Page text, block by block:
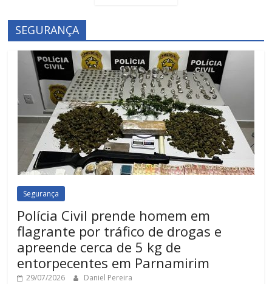
SEGURANÇA
Segurança
Polícia Civil prende homem em
flagrante por tráfico de drogas e
apreende cerca de 5 kg de
entorpecentes em Parnamirim
29/07/2026 Daniel Pereira